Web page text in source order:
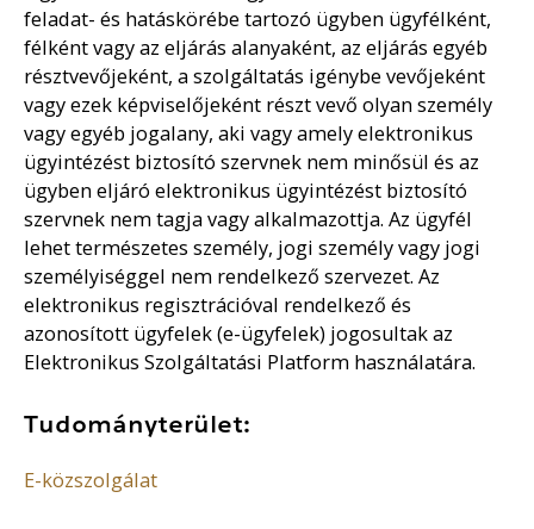
feladat- és hatáskörébe tartozó ügyben ügyfélként,
félként vagy az eljárás alanyaként, az eljárás egyéb
résztvevőjeként, a szolgáltatás igénybe vevőjeként
vagy ezek képviselőjeként részt vevő olyan személy
vagy egyéb jogalany, aki vagy amely elektronikus
ügyintézést biztosító szervnek nem minősül és az
ügyben eljáró elektronikus ügyintézést biztosító
szervnek nem tagja vagy alkalmazottja. Az ügyfél
lehet természetes személy, jogi személy vagy jogi
személyiséggel nem rendelkező szervezet. Az
elektronikus regisztrációval rendelkező és
azonosított ügyfelek (e-ügyfelek) jogosultak az
Elektronikus Szolgáltatási Platform használatára.
Tudományterület:
E-közszolgálat